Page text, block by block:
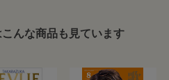
んな商品も見ています